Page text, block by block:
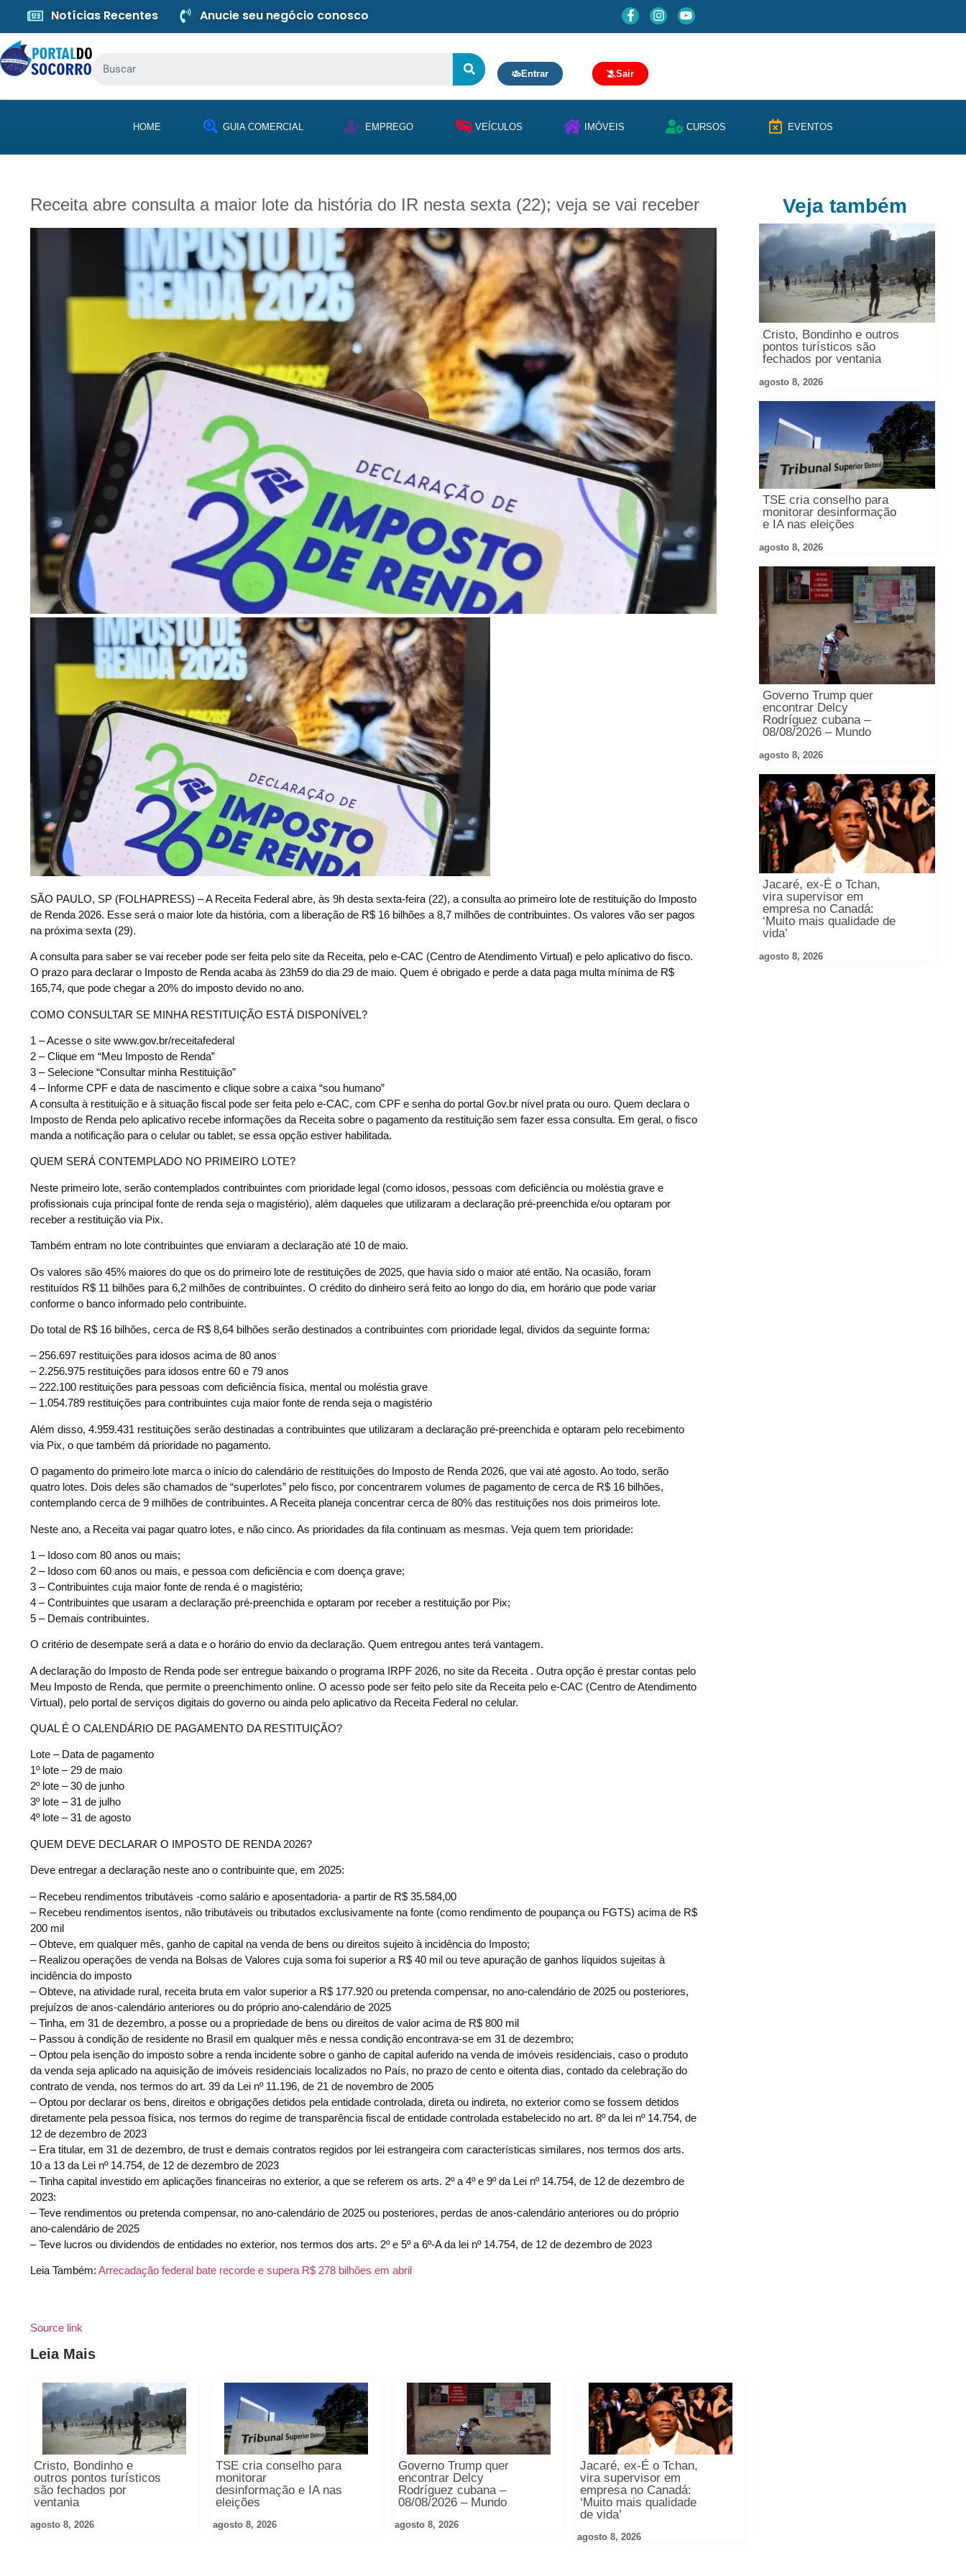
Notícias Recentes Anucie seu negócio conosco
Entrar Sair
HOME GUIA COMERCIAL EMPREGO VEÍCULOS IMÓVEIS CURSOS EVENTOS
Receita abre consulta a maior lote da história do IR nesta sexta (22); veja se vai receber
SÃO PAULO, SP (FOLHAPRESS) – A Receita Federal abre, às 9h desta sexta-feira (22), a consulta ao primeiro lote de restituição do Imposto
de Renda 2026. Esse será o maior lote da história, com a liberação de R$ 16 bilhões a 8,7 milhões de contribuintes. Os valores vão ser pagos
na próxima sexta (29).
A consulta para saber se vai receber pode ser feita pelo site da Receita, pelo e-CAC (Centro de Atendimento Virtual) e pelo aplicativo do fisco.
O prazo para declarar o Imposto de Renda acaba às 23h59 do dia 29 de maio. Quem é obrigado e perde a data paga multa mínima de R$
165,74, que pode chegar a 20% do imposto devido no ano.
COMO CONSULTAR SE MINHA RESTITUIÇÃO ESTÁ DISPONÍVEL?
1 – Acesse o site www.gov.br/receitafederal
2 – Clique em “Meu Imposto de Renda”
3 – Selecione “Consultar minha Restituição”
4 – Informe CPF e data de nascimento e clique sobre a caixa “sou humano”
A consulta à restituição e à situação fiscal pode ser feita pelo e-CAC, com CPF e senha do portal Gov.br nível prata ou ouro. Quem declara o
Imposto de Renda pelo aplicativo recebe informações da Receita sobre o pagamento da restituição sem fazer essa consulta. Em geral, o fisco
manda a notificação para o celular ou tablet, se essa opção estiver habilitada.
QUEM SERÁ CONTEMPLADO NO PRIMEIRO LOTE?
Neste primeiro lote, serão contemplados contribuintes com prioridade legal (como idosos, pessoas com deficiência ou moléstia grave e
profissionais cuja principal fonte de renda seja o magistério), além daqueles que utilizaram a declaração pré-preenchida e/ou optaram por
receber a restituição via Pix.
Também entram no lote contribuintes que enviaram a declaração até 10 de maio.
Os valores são 45% maiores do que os do primeiro lote de restituições de 2025, que havia sido o maior até então. Na ocasião, foram
restituídos R$ 11 bilhões para 6,2 milhões de contribuintes. O crédito do dinheiro será feito ao longo do dia, em horário que pode variar
conforme o banco informado pelo contribuinte.
Do total de R$ 16 bilhões, cerca de R$ 8,64 bilhões serão destinados a contribuintes com prioridade legal, dividos da seguinte forma:
– 256.697 restituições para idosos acima de 80 anos
– 2.256.975 restituições para idosos entre 60 e 79 anos
– 222.100 restituições para pessoas com deficiência física, mental ou moléstia grave
– 1.054.789 restituições para contribuintes cuja maior fonte de renda seja o magistério
Além disso, 4.959.431 restituições serão destinadas a contribuintes que utilizaram a declaração pré-preenchida e optaram pelo recebimento
via Pix, o que também dá prioridade no pagamento.
O pagamento do primeiro lote marca o início do calendário de restituições do Imposto de Renda 2026, que vai até agosto. Ao todo, serão
quatro lotes. Dois deles são chamados de “superlotes” pelo fisco, por concentrarem volumes de pagamento de cerca de R$ 16 bilhões,
contemplando cerca de 9 milhões de contribuintes. A Receita planeja concentrar cerca de 80% das restituições nos dois primeiros lote.
Neste ano, a Receita vai pagar quatro lotes, e não cinco. As prioridades da fila continuam as mesmas. Veja quem tem prioridade:
1 – Idoso com 80 anos ou mais;
2 – Idoso com 60 anos ou mais, e pessoa com deficiência e com doença grave;
3 – Contribuintes cuja maior fonte de renda é o magistério;
4 – Contribuintes que usaram a declaração pré-preenchida e optaram por receber a restituição por Pix;
5 – Demais contribuintes.
O critério de desempate será a data e o horário do envio da declaração. Quem entregou antes terá vantagem.
A declaração do Imposto de Renda pode ser entregue baixando o programa IRPF 2026, no site da Receita . Outra opção é prestar contas pelo
Meu Imposto de Renda, que permite o preenchimento online. O acesso pode ser feito pelo site da Receita pelo e-CAC (Centro de Atendimento
Virtual), pelo portal de serviços digitais do governo ou ainda pelo aplicativo da Receita Federal no celular.
QUAL É O CALENDÁRIO DE PAGAMENTO DA RESTITUIÇÃO?
Lote – Data de pagamento
1º lote – 29 de maio
2º lote – 30 de junho
3º lote – 31 de julho
4º lote – 31 de agosto
QUEM DEVE DECLARAR O IMPOSTO DE RENDA 2026?
Deve entregar a declaração neste ano o contribuinte que, em 2025:
– Recebeu rendimentos tributáveis -como salário e aposentadoria- a partir de R$ 35.584,00
– Recebeu rendimentos isentos, não tributáveis ou tributados exclusivamente na fonte (como rendimento de poupança ou FGTS) acima de R$
200 mil
– Obteve, em qualquer mês, ganho de capital na venda de bens ou direitos sujeito à incidência do Imposto;
– Realizou operações de venda na Bolsas de Valores cuja soma foi superior a R$ 40 mil ou teve apuração de ganhos líquidos sujeitas à
incidência do imposto
– Obteve, na atividade rural, receita bruta em valor superior a R$ 177.920 ou pretenda compensar, no ano-calendário de 2025 ou posteriores,
prejuízos de anos-calendário anteriores ou do próprio ano-calendário de 2025
– Tinha, em 31 de dezembro, a posse ou a propriedade de bens ou direitos de valor acima de R$ 800 mil
– Passou à condição de residente no Brasil em qualquer mês e nessa condição encontrava-se em 31 de dezembro;
– Optou pela isenção do imposto sobre a renda incidente sobre o ganho de capital auferido na venda de imóveis residenciais, caso o produto
da venda seja aplicado na aquisição de imóveis residenciais localizados no País, no prazo de cento e oitenta dias, contado da celebração do
contrato de venda, nos termos do art. 39 da Lei nº 11.196, de 21 de novembro de 2005
– Optou por declarar os bens, direitos e obrigações detidos pela entidade controlada, direta ou indireta, no exterior como se fossem detidos
diretamente pela pessoa física, nos termos do regime de transparência fiscal de entidade controlada estabelecido no art. 8º da lei nº 14.754, de
12 de dezembro de 2023
– Era titular, em 31 de dezembro, de trust e demais contratos regidos por lei estrangeira com características similares, nos termos dos arts.
10 a 13 da Lei nº 14.754, de 12 de dezembro de 2023
– Tinha capital investido em aplicações financeiras no exterior, a que se referem os arts. 2º a 4º e 9º da Lei nº 14.754, de 12 de dezembro de
2023:
– Teve rendimentos ou pretenda compensar, no ano-calendário de 2025 ou posteriores, perdas de anos-calendário anteriores ou do próprio
ano-calendário de 2025
– Teve lucros ou dividendos de entidades no exterior, nos termos dos arts. 2º e 5º a 6º-A da lei nº 14.754, de 12 de dezembro de 2023
Leia Também: Arrecadação federal bate recorde e supera R$ 278 bilhões em abril
Source link
Leia Mais
Cristo, Bondinho e
outros pontos turísticos
são fechados por
ventania
agosto 8, 2026
TSE cria conselho para
monitorar
desinformação e IA nas
eleições
agosto 8, 2026
Governo Trump quer
encontrar Delcy
Rodríguez cubana –
08/08/2026 – Mundo
agosto 8, 2026
Jacaré, ex-É o Tchan,
vira supervisor em
empresa no Canadá:
‘Muito mais qualidade
de vida’
agosto 8, 2026
Veja também
Cristo, Bondinho e outros
pontos turísticos são
fechados por ventania
agosto 8, 2026
TSE cria conselho para
monitorar desinformação
e IA nas eleições
agosto 8, 2026
Governo Trump quer
encontrar Delcy
Rodríguez cubana –
08/08/2026 – Mundo
agosto 8, 2026
Jacaré, ex-É o Tchan,
vira supervisor em
empresa no Canadá:
‘Muito mais qualidade de
vida’
agosto 8, 2026